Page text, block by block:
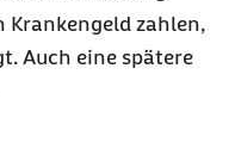
Krankengeld zahlen,
Auch eine spätere